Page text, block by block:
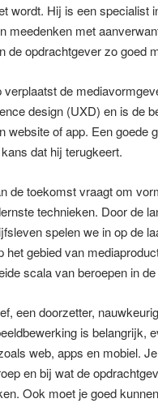
wordt. Hij is een specialist
meedenken met
de opdrachtgever zo goed
de
design (UXD) en is de
website of app. Een goede
dat hij terugkeert.
de toekomst vraagt om
technieken. Door de
spelen we in op de
het gebied van
scala van beroepen in
een doorzetter,
is belangrijk,
web, apps en mobiel.
en bij wat de
Ook moet je goed